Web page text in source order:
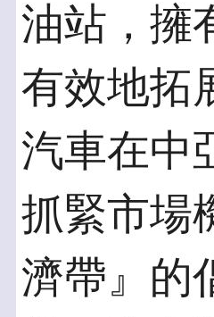
油站，擁
有效地拓
汽車在中
抓緊市場
濟帶』的